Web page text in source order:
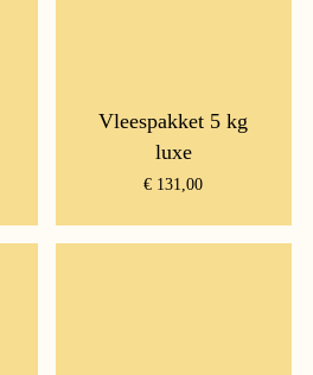
Vleespakket 5 kg
luxe
€ 131,00